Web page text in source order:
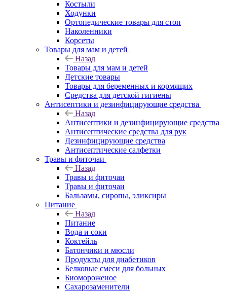
Костыли
Ходунки
Ортопедические товары для стоп
Наколенники
Корсеты
Товары для мам и детей
Назад
Товары для мам и детей
Детские товары
Товары для беременных и кормящих
Средства для детской гигиены
Антисептики и дезинфицирующие средства
Назад
Антисептики и дезинфицирующие средства
Антисептические средства для рук
Дезинфицирующие средства
Антисептические салфетки
Травы и фиточаи
Назад
Травы и фиточаи
Травы и фиточаи
Бальзамы, сиропы, эликсиры
Питание
Назад
Питание
Вода и соки
Коктейль
Батончики и мюсли
Продукты для диабетиков
Белковые смеси для больных
Биомороженое
Сахарозаменители